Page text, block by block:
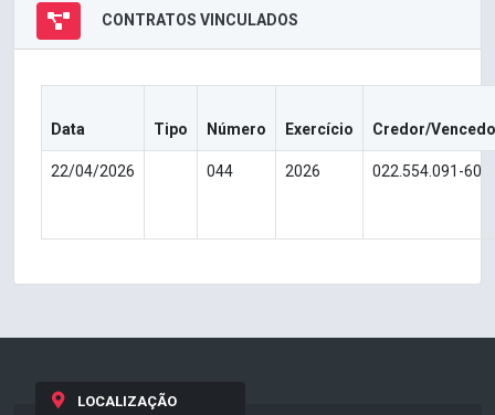
CONTRATOS VINCULADOS
Data Tipo Número Exercício Credor/
22/04/2026 044 2026 022.554.091-60
LOCALIZAÇÃO